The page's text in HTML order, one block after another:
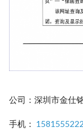
公司：深圳市金仕
手机：